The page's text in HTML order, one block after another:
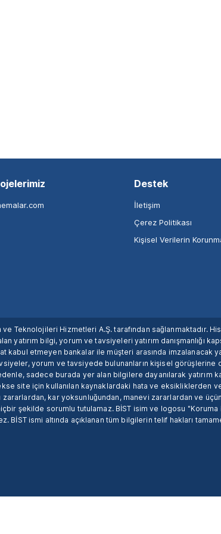
Destek
İletişim
Çerez Politikası
Kişisel Verilerin
ve Teknolojileri Hizmetleri A.Ş. tarafından
bilgi, yorum ve tavsiyeleri yatırım danışmanlığı
etmeyen bankalar ile müşteri arasında imzalanacak
yorum ve tavsiyede bulunanların kişisel görüşlerine
sadece burada yer alan bilgilere dayanılarak yatırım
site için kullanılan kaynaklardaki hata ve eksikliklerden ve
kar yoksunluğundan, manevi zararlardan ve
şekilde sorumlu tutulamaz. BİST isim ve logosu
BİST ismi altında açıklanan tüm bilgilerin telif hakları